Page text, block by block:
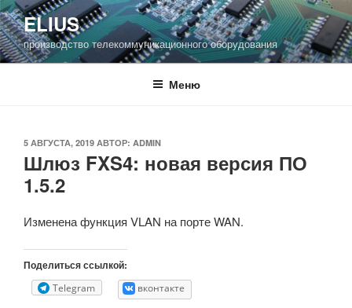
Перейти
к
содержимому
ELIUS
производство телекоммуникационного оборудования
Меню
ОПУБЛИКОВАНО
5 АВГУСТА, 2019 АВТОР: ADMIN
Шлюз FXS4: новая версия ПО
1.5.2
Изменена функция VLAN на порте WAN.
Поделиться ссылкой:
Telegram вконтакте